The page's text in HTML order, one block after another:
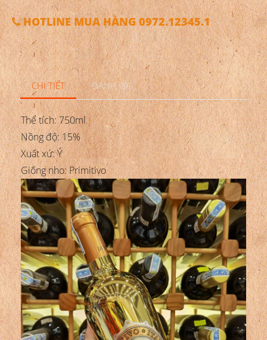
HOTLINE MUA HÀNG 0972.12345.1
CHI TIẾT ĐÁNH GIÁ
Thể tích: 750ml
Nồng độ: 15%
Xuất xứ: Ý
Giống nho: Primitivo